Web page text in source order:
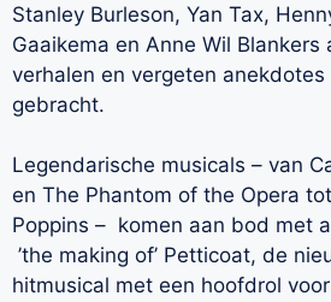
Stanley Burleson, Yan Tax,
Gaaikema en Anne Wil Blankers
verhalen en vergeten
gebracht.
Legendarische musicals – van
en The Phantom of the Opera
Poppins – komen aan bod met
’the making of’ Petticoat, de
hitmusical met een hoofdrol